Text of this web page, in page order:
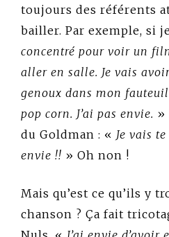
toujours des référents
bailler. Par exemple, si
concentré pour voir un
aller en salle. Je vais
genoux dans mon
pop corn. J’ai pas envie. »
du Goldman : « Je vais
envie !! » Oh non !
Mais qu’est ce qu’ils y
chanson ? Ça fait